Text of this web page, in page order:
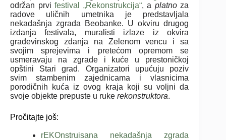
održan prvifestival „Rekonstrukcija“, a platnoza
radove uličnih umetnika je predstavljala
nekadašnja zgrada Beobanke. U okviru drugog
izdanja festivala, muralisti izlaze iz okvira
građevinskog zdanja na Zelenom vencu i sa
svojim sprejevima i pretećom opremom se
usmeravaju na zgrade i kuće u prestoničkoj
opštini Stari grad. Organizatori upućuju poziv
svim stambenim zajednicama i vlasnicima
porodičnih kuća iz ovog kraja koji su voljni da
svoje objekte prepuste u ruke rekonstruktora.
Pročitajte još:
rEKOnstruisana nekadašnja zgrada